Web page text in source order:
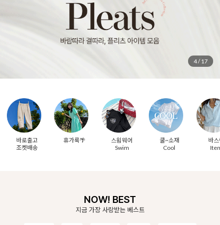
5/17
바로출고
조켓배송
휴가룩🌴
스윔웨어
Swim
쿨~소재
Cool
바
NOW! BEST
지금 가장 사랑받는 베스트